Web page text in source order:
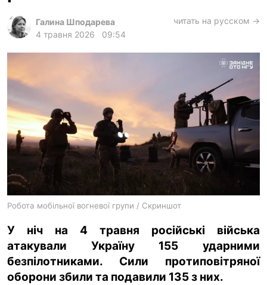
архів
gambling
ru en
Галина Шподарева
4 травня 2026
09:54
читать на русском →
Робота мобільної вогневої групи / Скриншот
У ніч на 4 травня російські війська
атакували Україну 155 ударними
безпілотниками. Сили протиповітряної
оборони збили та подавили 135 з них.